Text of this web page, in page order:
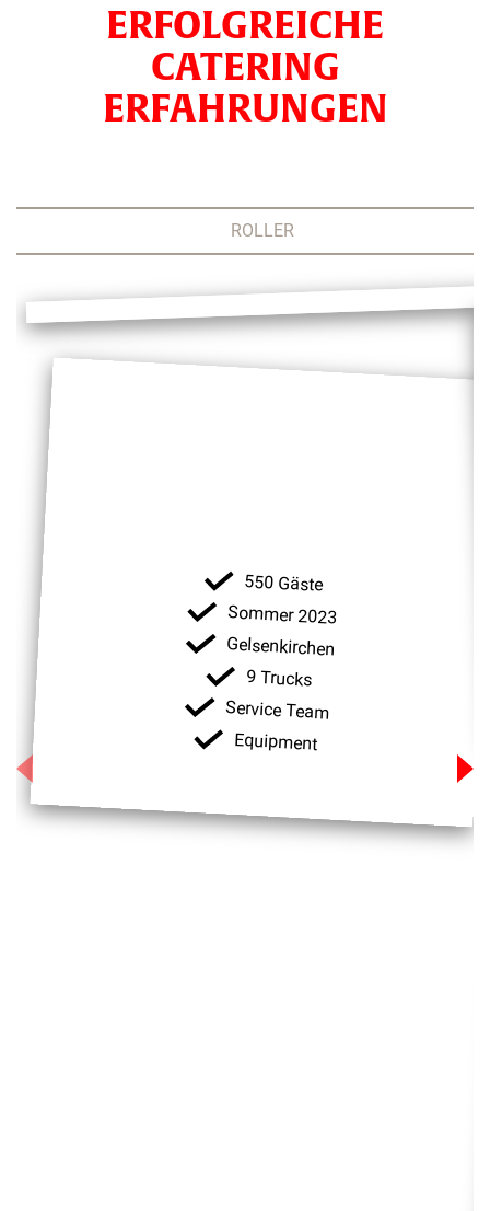
ERFOLGREICHE
CATERING
ERFAHRUNGEN
ROLLER
550 Gäste
Sommer 2023
Gelsenkirchen
9 Trucks
Service Team
Equipment